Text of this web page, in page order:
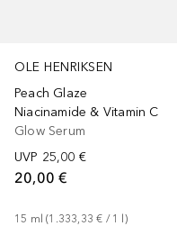
OLE HENRIKSEN
Peach Glaze
Niacinamide & Vitamin C
Glow Serum
UVP 25,00 €
20,00 €
15 ml (1.333,33 € / 1 l)